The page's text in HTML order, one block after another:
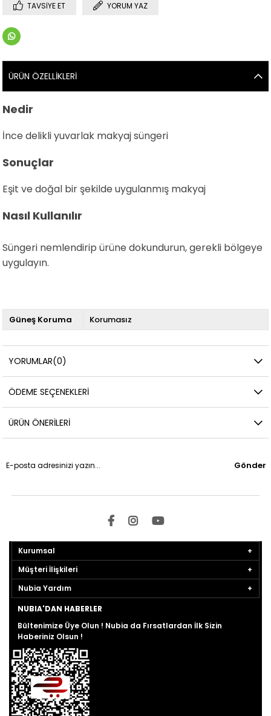
TAVSIYE ET YORUM YAZ
ÜRÜN ÖZELLIKLERI
Nedir
İnce delikli yuvarlak makyaj süngeri
Sonuçlar
Eşit ve doğal bir şekilde uygulanmış makyaj
Nasıl Kullanılır
Süngeri nemlendirip ürüne dokundurun, gerekli bölgeye
uygulayın.
Güneş Koruma Korumasız
YORUMLAR(0)
ÖDEME SEÇENEKLERI
ÜRÜN ÖNERILERI
Gönder
Kurumsal
Müşteri İlişkileri
Nubia Yardım
NUBIA'DAN HABERLER
Bültenimize Üye Olun ! Nubia da Fırsatlardan İlk Sizin
Haberiniz Olsun !